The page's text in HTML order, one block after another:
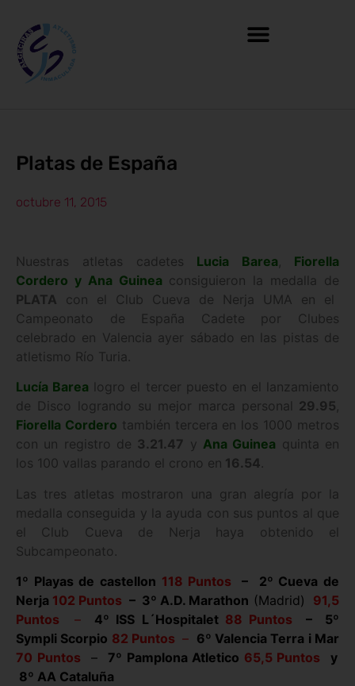
Platas de España
octubre 11, 2015
Nuestras atletas cadetes Lucia Barea, Fiorella
Cordero y Ana Guinea consiguieron la medalla de
PLATA con el Club Cueva de Nerja UMA en el
Campeonato de España Cadete por Clubes
celebrado en Valencia ayer sábado en las pistas de
atletismo Río Turia.
Lucía Barea logro el tercer puesto en el lanzamiento
de Disco logrando su mejor marca personal
29.95,
Fiorella Cordero también tercera en los 1000 metros
con un registro de 3.21.47 y Ana Guinea quinta en
los 100 vallas parando el crono en 16.54.
Las tres atletas mostraron una gran alegría por la
medalla conseguida y la ayuda con sus puntos al que
el Club Cueva de Nerja haya obtenido el
Subcampeonato.
1º Playas de castellon 118 Puntos– 2º Cueva de
Nerja 102 Puntos – 3º A.D. Marathon (Madrid)
91,5
Puntos – 4º ISS L´Hospitalet88 Puntos – 5º
Sympli Scorpio 82 Puntos – 6º Valencia Terra i Mar
70 Puntos – 7º Pamplona Atletico 65,5 Puntos
y
8º AA Cataluña